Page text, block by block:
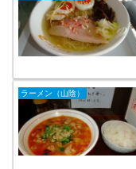
ラーメン（山陰）